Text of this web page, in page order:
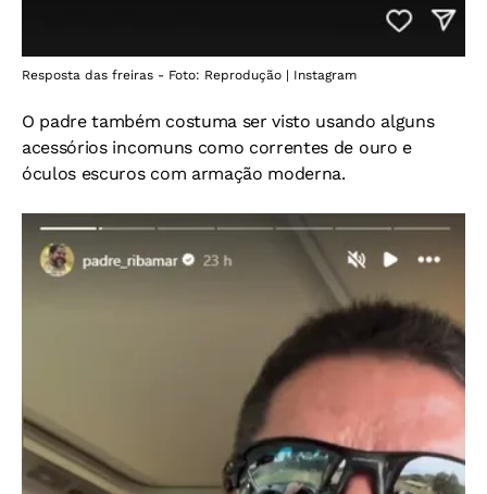
Resposta das freiras - Foto: Reprodução | Instagram
O padre também costuma ser visto usando alguns
acessórios incomuns como correntes de ouro e
óculos escuros com armação moderna.